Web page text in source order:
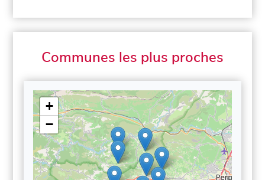
Communes les plus proches
+
−